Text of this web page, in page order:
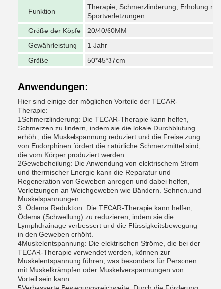
Funktion
Therapie, Schmerzlinderung, Erholung
Sportverletzungen
Größe der Köpfe
20/40/60MM
Gewährleistung
1 Jahr
Größe
50*45*37cm
Anwendungen:
Hier sind einige der möglichen Vorteile der TECAR-
Therapie:
1Schmerzlinderung: Die TECAR-Therapie kann helfen,
Schmerzen zu lindern, indem sie die lokale Durchblutung
erhöht, die Muskelspannung reduziert und die Freisetzung
von Endorphinen fördert.die natürliche Schmerzmittel sind,
die vom Körper produziert werden.
2Gewebeheilung: Die Anwendung von elektrischem Strom
und thermischer Energie kann die Reparatur und
Regeneration von Geweben anregen und dabei helfen,
Verletzungen an Weichgeweben wie Bändern, Sehnen,und
Muskelspannungen.
3. Ödema Reduktion: Die TECAR-Therapie kann helfen,
Ödema (Schwellung) zu reduzieren, indem sie die
Lymphdrainage verbessert und die Flüssigkeitsbewegung
in den Geweben erhöht.
4Muskelentspannung: Die elektrischen Ströme, die bei der
TECAR-Therapie verwendet werden, können zur
Muskelentspannung führen, was besonders für Personen
mit Muskelkrämpfen oder Muskelverspannungen von
Vorteil sein kann.